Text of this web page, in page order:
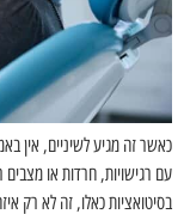
כאשר זה מגיע לשיניים, אין
עם רגישויות, חרדות או
בסיטואציות כאלו, זה לא רק